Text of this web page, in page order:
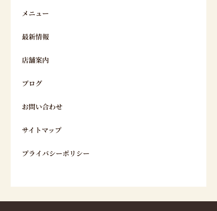
メニュー
最新情報
店舗案内
ブログ
お問い合わせ
サイトマップ
プライバシーポリシー